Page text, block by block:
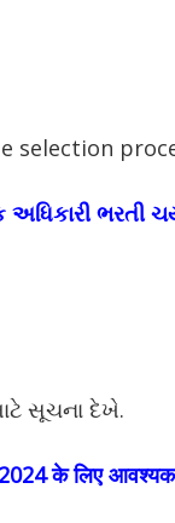
selection
અધિકારી ભરતી
સૂચના દેખે.
2024 के लिए